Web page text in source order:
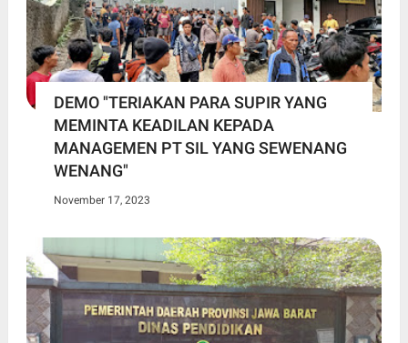
DEMO "TERIAKAN PARA SUPIR YANG
MEMINTA KEADILAN KEPADA
MANAGEMEN PT SIL YANG SEWENANG
WENANG"
November 17, 2023